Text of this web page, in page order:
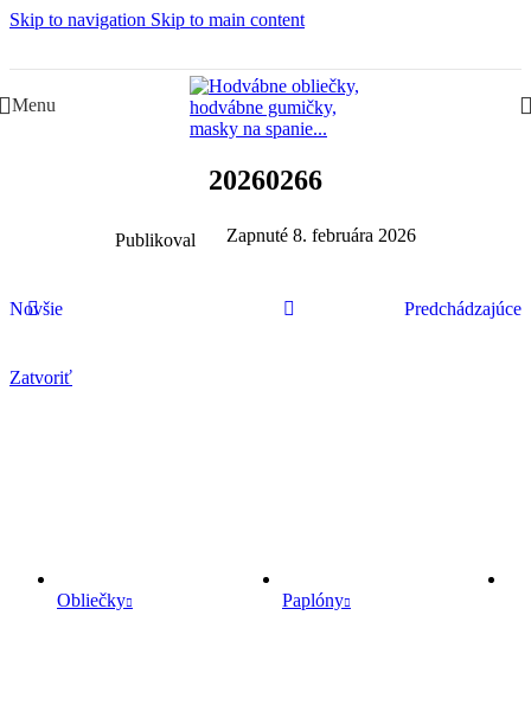
Skip to navigation Skip to main content
Menu
20260266
Publikoval Zapnuté 8. februára 2026
Novšie Predchádzajúce
Zatvoriť
Obliečky Paplóny